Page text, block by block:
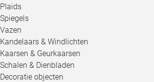
Plaids
Spiegels
Vazen
Kandelaars & Windlichten
Kaarsen & Geurkaarsen
Schalen & Dienbladen
Decoratie objecten